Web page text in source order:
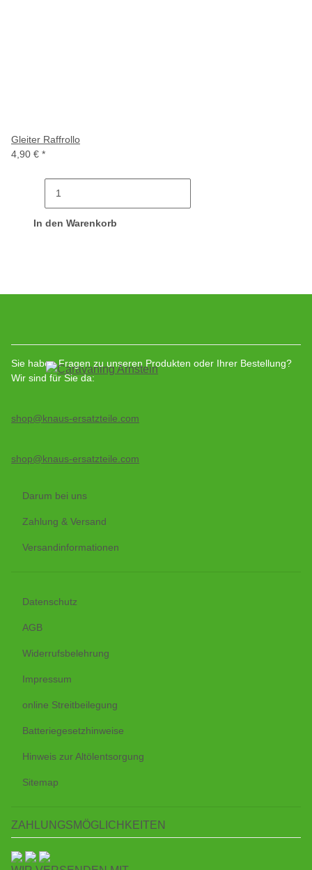
Gleiter Raffrollo
4,90 € *
In den Warenkorb
Sie haben Fragen zu unseren Produkten oder Ihrer Bestellung?
Wir sind für Sie da:
shop@knaus-ersatzteile.com
shop@knaus-ersatzteile.com
Darum bei uns
Zahlung & Versand
Versandinformationen
Datenschutz
AGB
Widerrufsbelehrung
Impressum
online Streitbeilegung
Batteriegesetzhinweise
Hinweis zur Altölentsorgung
Sitemap
ZAHLUNGSMÖGLICHKEITEN